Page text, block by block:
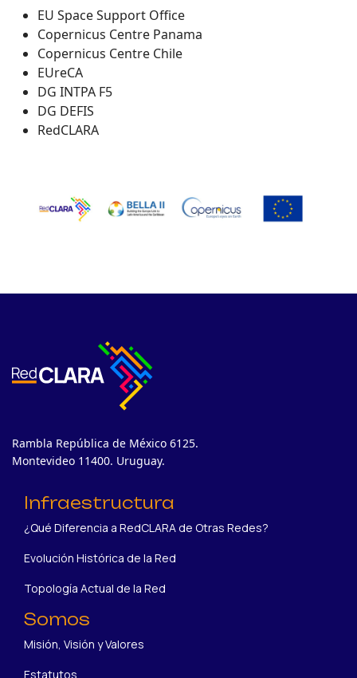
EU Space Support Office
Copernicus Centre Panama
Copernicus Centre Chile
EUreCA
DG INTPA F5
DG DEFIS
RedCLARA
Rambla República de México 6125.
Montevideo 11400. Uruguay.
Infraestructura
¿Qué Diferencia a RedCLARA de Otras Redes?
Evolución Histórica de la Red
Topología Actual de la Red
Somos
Misión, Visión y Valores
Estatutos